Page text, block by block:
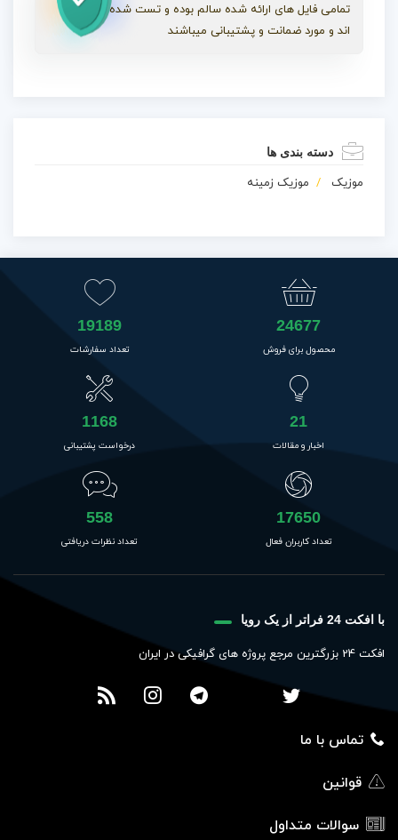
تمامی فایل های ارائه شده سالم بوده و تست شده
اند و مورد ضمانت و پشتیبانی میباشند
دسته بندی ها
موزیک موزیک زمینه
24677
محصول برای فروش
19189
تعداد سفارشات
21
اخبار و مقالات
1168
درخواست پشتیبانی
17650
تعداد کاربران فعال
558
تعداد نظرات دریافتی
با افکت 24 فراتر از یک رویا
افکت 24 بزرگترین مرجع پروژه های گرافیکی در ایران
تماس با ما
قوانین
سوالات متداول